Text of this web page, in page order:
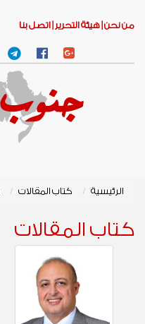
من نحن | هيئة التحرير | اتصل بنا
الرئيسية
كتاب المقالات
كتاب المقالات